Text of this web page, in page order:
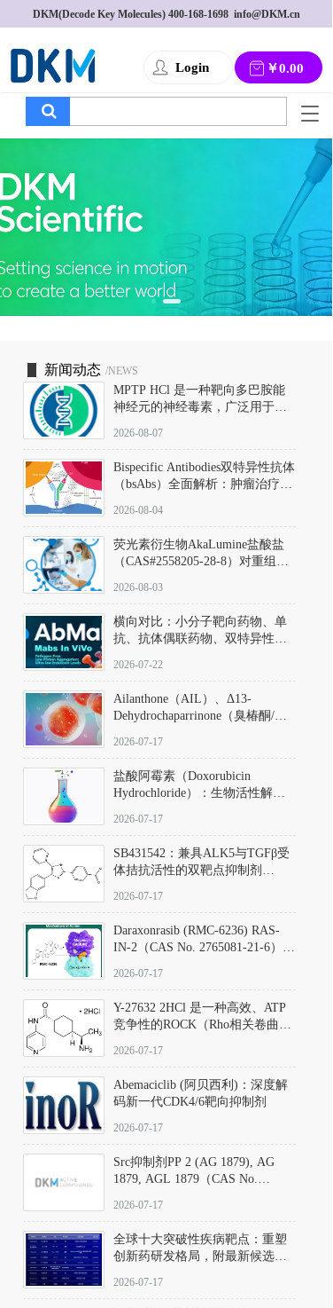
DKM(Decode Key Molecules) 400-168-1698
  info@DKM.cn
Login ￥0.00
T
g
g
l
a
v
i
g
a
新闻动态 /NEWS
MPTP HCl 是一种靶向多巴胺能
神经元的神经毒素，广泛用于构
以盐酸盐形式存在，可触发线粒
体介导的神经元凋亡。其经典应
用即为选择性损毁中脑黑质致密
部多巴胺能神经元，从而可靠模
拟帕金森病的核心病理与行为表
2026-08-07
Bispecific Antibodies双特异性抗体
（bsAbs）全面解析：肿瘤治疗的
2026-08-04
荧光素衍生物AkaLumine盐酸盐
（CAS#2558205-28-8）对重组萤
数（Km）为2.06 μM；其近红外
发光特性赋予优异的组织穿透能
力，大幅增强成像信噪比，从而
实现活体动物模型中极低给药剂
量下的高灵敏度、非侵入式生物
2026-08-03
横向对比：小分子靶向药物、单
抗、抗体偶联药物、双特异性抗
及应用瓶颈
2026-07-22
Ailanthone（AIL）、Δ13-
Dehydrochaparrinone（臭椿酮/臭
DKM货号 D806885
2026-07-17
盐酸阿霉素（Doxorubicin
Hydrochloride）：生物活性解
范
2026-07-17
SB431542：兼具ALK5与TGFβ受
体拮抗活性的双靶点抑制剂
D801067）
2026-07-17
Daraxonrasib (RMC-6236) RAS-
IN-2（CAS No. 2765081-21-6）：
向KRAS/NRAS/HRAS的广谱RAS
2026-07-17
Y-27632 2HCl 是一种高效、ATP
竞争性的ROCK（Rho相关卷曲螺
同等抑制ROCK1与ROCK2；其通
过精准嵌入激酶的ATP结合位点
发挥抑制作用，对ROCK1和
ROCK2的解离常数（Ki）分别为
140 nM和300 nM；在众多丝氨酸/
中，其靶向ROCK的选择性超过
200倍，凸显出优异的分子特异
2026-07-17
Abemaciclib (阿贝西利)：深度解
码新一代CDK4/6靶向抑制剂
2026-07-17
Src抑制剂PP 2 (AG 1879), AG
1879, AGL 1879（CAS No.
应用指南
2026-07-17
全球十大突破性疾病靶点：重塑
创新药研发格局，附最新候选分
2026-07-17